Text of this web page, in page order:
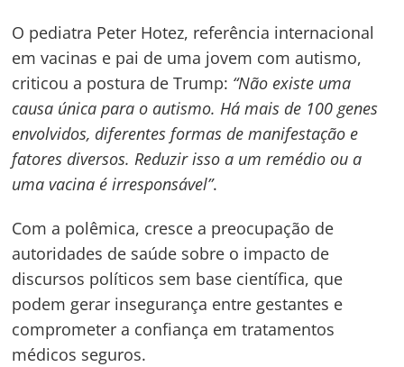
O pediatra Peter Hotez, referência internacional
em vacinas e pai de uma jovem com autismo,
criticou a postura de Trump: “Não existe uma
causa única para o autismo. Há mais de 100 genes
envolvidos, diferentes formas de manifestação e
fatores diversos. Reduzir isso a um remédio ou a
uma vacina é irresponsável”.
Com a polêmica, cresce a preocupação de
autoridades de saúde sobre o impacto de
discursos políticos sem base científica, que
podem gerar insegurança entre gestantes e
comprometer a confiança em tratamentos
médicos seguros.